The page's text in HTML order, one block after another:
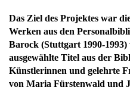
Das Ziel des Projektes war
Werken aus den
Barock (Stuttgart 1990-
ausgewählte Titel aus der
Künstlerinnen und gelehrte
von Maria Fürstenwald und